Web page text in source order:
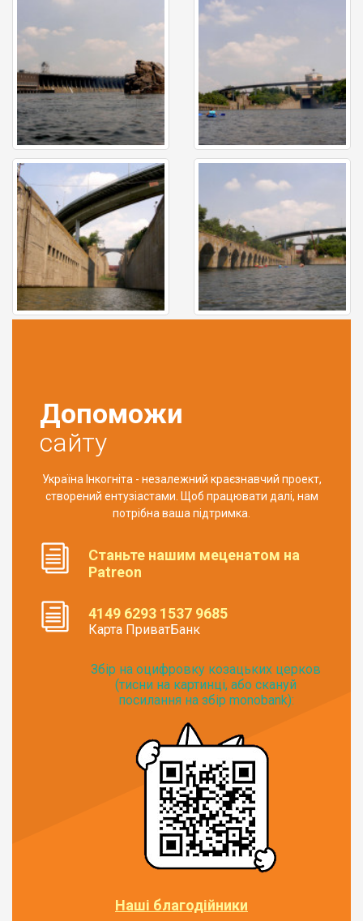
Допоможи
сайту
Україна Інкогніта - незалежний краєзнавчий проект,
створений ентузіастами. Щоб працювати далі, нам
потрібна ваша підтримка.
Станьте нашим меценатом на
Patreon
4149 6293 1537 9685
Карта ПриватБанк
Збір на оцифровку козацьких церков
(тисни на картинці, або скануй
посилання на збір monobank):
Наші благодійники